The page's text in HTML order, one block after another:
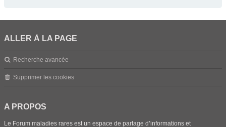
ALLER À LA PAGE
Recherche avancée
Supprimer les cookies
A PROPOS
Le Forum maladies rares est un espace de partage d’informations et